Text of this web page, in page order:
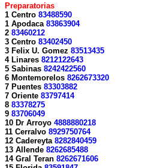
Preparatorias
1 Centro 83488590
1 Apodaca 83863904
2 83460212
3 Centro 83402450
3 Felix U. Gomez 83513435
4 Linares 8212122643
5 Sabinas 8242422560
6 Montemorelos 8262673320
7 Puentes 83303882
7 Oriente 83797414
8 83378275
9 83706049
10 Dr Arroyo 4888880218
11 Cerralvo 8929750764
12 Cadereyta 8282840459
13 Allende 8262685488
14 Gral Teran 8262671606